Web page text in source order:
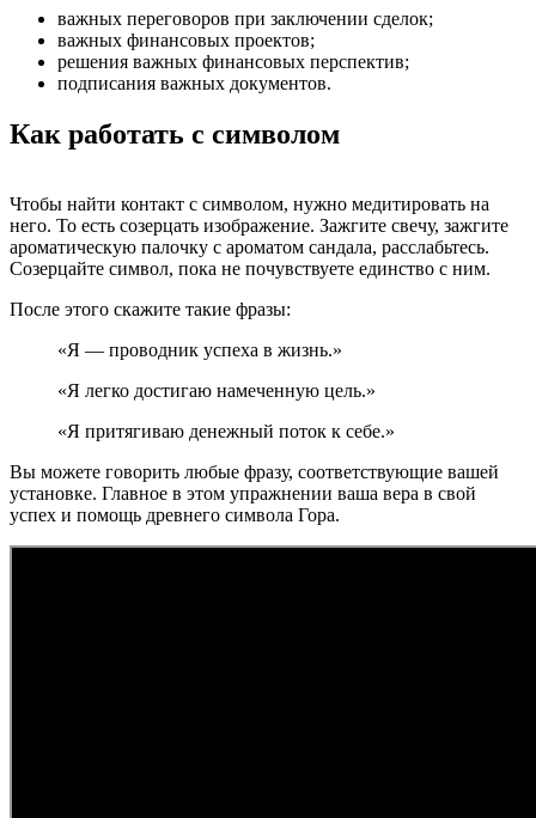
важных переговоров при заключении сделок;
важных финансовых проектов;
решения важных финансовых перспектив;
подписания важных документов.
Как работать с символом
Чтобы найти контакт с символом, нужно медитировать на
него. То есть созерцать изображение. Зажгите свечу, зажгите
ароматическую палочку с ароматом сандала, расслабьтесь.
Созерцайте символ, пока не почувствуете единство с ним.
После этого скажите такие фразы:
«Я — проводник успеха в жизнь.»
«Я легко достигаю намеченную цель.»
«Я притягиваю денежный поток к себе.»
Вы можете говорить любые фразу, соответствующие вашей
установке. Главное в этом упражнении ваша вера в свой
успех и помощь древнего символа Гора.